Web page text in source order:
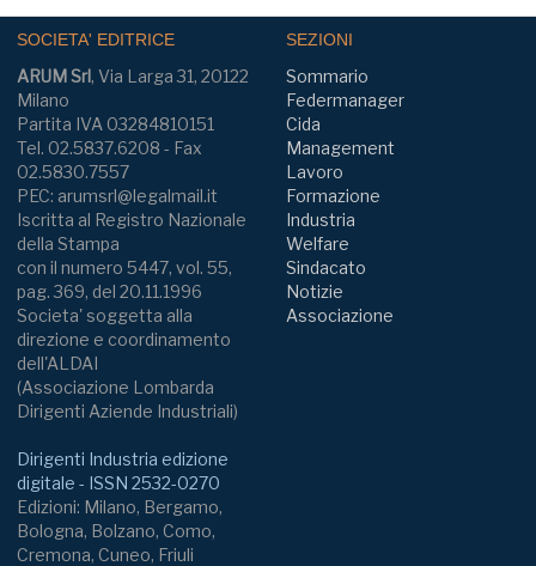
SOCIETA' EDITRICE
ARUM Srl, Via Larga 31, 20122
Milano
Partita IVA 03284810151
Tel. 02.5837.6208 - Fax
02.5830.7557
PEC: arumsrl@legalmail.it
Iscritta al Registro Nazionale
della Stampa
con il numero 5447, vol. 55,
pag. 369, del 20.11.1996
Societa' soggetta alla
direzione e coordinamento
dell'ALDAI
(Associazione Lombarda
Dirigenti Aziende Industriali)
Dirigenti Industria edizione
digitale - ISSN 2532-0270
Edizioni: Milano, Bergamo,
Bologna, Bolzano, Como,
Cremona, Cuneo, Friuli
SEZIONI
Sommario
Federmanager
Cida
Management
Lavoro
Formazione
Industria
Welfare
Sindacato
Notizie
Associazione